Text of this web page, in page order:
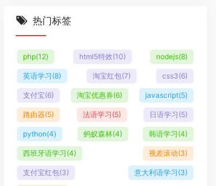
热门标签
php(12) html5特效(10) nodejs(8)
英语学习(8) 淘宝红包(7) css3(6)
支付宝(6) 淘宝优惠券(6) javascript(5)
路由器(5) 法语学习(5) 日语学习 (5)
python(4) 蚂蚁森林(4) 韩语学习(4)
西班牙语学习(4) 视差滚动(3)
支付宝红包(3) 意大利语学习(3)